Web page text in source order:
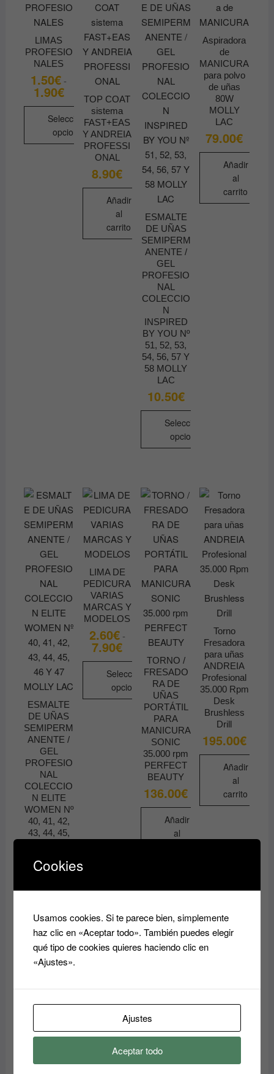
variantes.
Las
opciones
se
pueden
elegir
en
la
página
de
producto
LIMAS
PROFESIO
NALES
1.50€ -
1.90€Rango
de
precios:
desde
1.50€
hasta
1.90€
Seleccionar
opciones
opciones
TOP COAT
sistema
FAST+EAS
Y ANDREIA
PROFESSI
ONAL
8.90€
Añadir
al
carrito
ESMALTE
DE UÑAS
SEMIPERM
ANENTE /
GEL
PROFESIO
NAL
COLECCIO
N
INSPIRED
BY YOU Nº
51, 52, 53,
54, 56, 57 Y
58 MOLLY
LAC
10.50€
Seleccionar
opciones
múltiples
variantes.
Las
opciones
se
pueden
elegir
en
la
página
de
producto
Aspiradora
de
MANICURA
para polvo
de uñas
80W
MOLLY
LAC
79.00€
Añadir
al
carrito
ESMALTE
DE UÑAS
SEMIPERM
ANENTE /
GEL
PROFESIO
NAL
COLECCIO
N ELITE
WOMEN Nº
40, 41, 42,
43, 44, 45,
LAC
opciones
Este
producto
múltiples
variantes.
opciones
LIMA DE
PEDICURA
VARIAS
MARCAS Y
MODELOS
2.60€ -
7.90€Rango
de
precios:
desde
2.60€
hasta
7.90€
Seleccionar
opciones
variantes.
elegir
producto
TORNO /
FRESADO
RA DE
UÑAS
PORTÁTIL
PARA
MANICURA
SONIC
35.000 rpm
PERFECT
BEAUTY
136.00€
Añadir
al
Torno
Fresadora
para uñas
ANDREIA
Profesional
35.000 Rpm
Desk
Brushless
Drill
195.00€
Añadir
al
carrito
uñas
Cookies
Usamos cookies. Si te parece bien, simplemente
haz clic en «Aceptar todo». También puedes elegir
qué tipo de cookies quieres haciendo clic en
«Ajustes».
Ajustes
Aceptar todo